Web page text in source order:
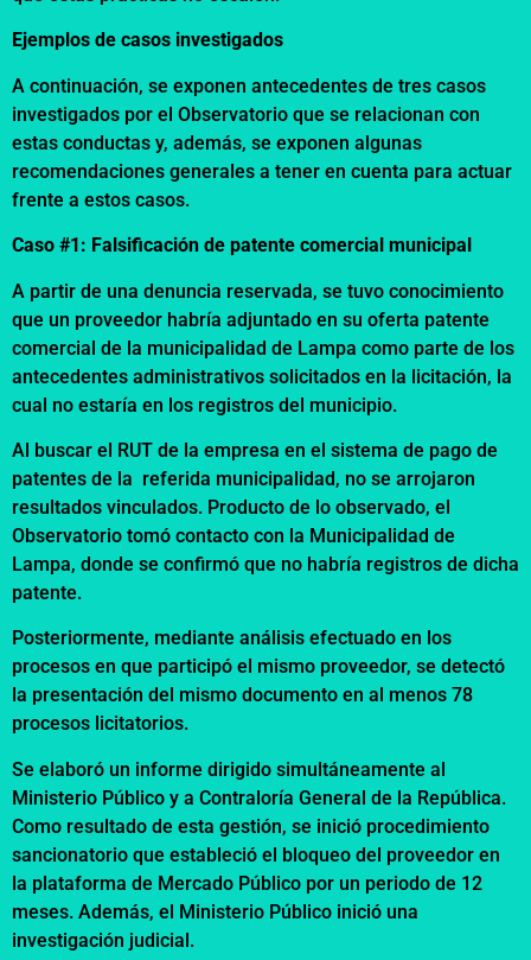
Ejemplos de casos investigados
A continuación, se exponen antecedentes de tres casos
investigados por el Observatorio que se relacionan con
estas conductas y, además, se exponen algunas
recomendaciones generales a tener en cuenta para actuar
frente a estos casos.
Caso #1: Falsificación de patente comercial municipal
A partir de una denuncia reservada, se tuvo conocimiento
que un proveedor habría adjuntado en su oferta patente
comercial de la municipalidad de Lampa como parte de los
antecedentes administrativos solicitados en la licitación, la
cual no estaría en los registros del municipio.
Al buscar el RUT de la empresa en el sistema de pago de
patentes de la referida municipalidad, no se arrojaron
resultados vinculados. Producto de lo observado, el
Observatorio tomó contacto con la Municipalidad de
Lampa, donde se confirmó que no habría registros de dicha
patente.
Posteriormente, mediante análisis efectuado en los
procesos en que participó el mismo proveedor, se detectó
la presentación del mismo documento en al menos 78
procesos licitatorios.
Se elaboró un informe dirigido simultáneamente al
Ministerio Público y a Contraloría General de la República.
Como resultado de esta gestión, se inició procedimiento
sancionatorio que estableció el bloqueo del proveedor en
la plataforma de Mercado Público por un periodo de 12
meses. Además, el Ministerio Público inició una
investigación judicial.